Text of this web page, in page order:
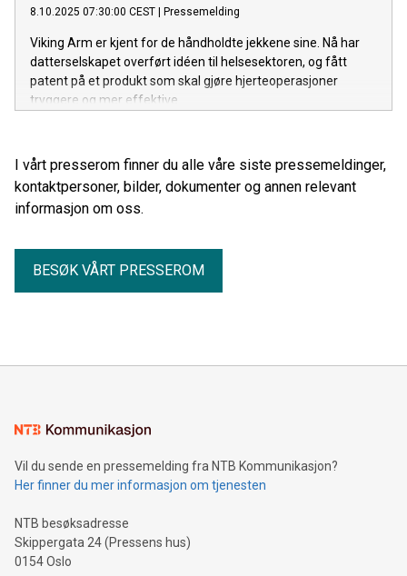
8.10.2025 07:30:00 CEST | Pressemelding
Viking Arm er kjent for de håndholdte jekkene sine. Nå har
datterselskapet overført idéen til helsesektoren, og fått
patent på et produkt som skal gjøre hjerteoperasjoner
tryggere og mer effektive.
I vårt presserom finner du alle våre siste pressemeldinger,
kontaktpersoner, bilder, dokumenter og annen relevant
informasjon om oss.
BESØK VÅRT PRESSEROM
Vil du sende en pressemelding fra NTB Kommunikasjon?
Her finner du mer informasjon om tjenesten
NTB besøksadresse
Skippergata 24 (Pressens hus)
0154 Oslo